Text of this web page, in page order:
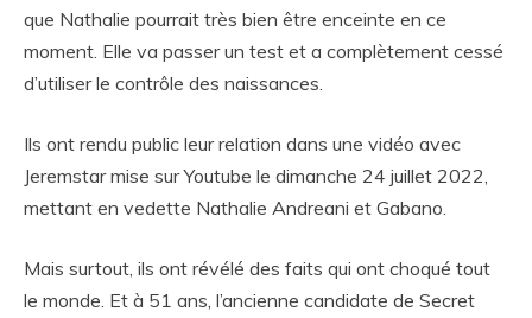
que Nathalie pourrait très bien être enceinte en ce
moment. Elle va passer un test et a complètement cessé
d’utiliser le contrôle des naissances.
Ils ont rendu public leur relation dans une vidéo avec
Jeremstar mise sur Youtube le dimanche 24 juillet 2022,
mettant en vedette Nathalie Andreani et Gabano.
Mais surtout, ils ont révélé des faits qui ont choqué tout
le monde. Et à 51 ans, l’ancienne candidate de Secret